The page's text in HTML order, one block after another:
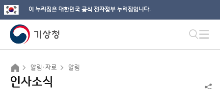
이 누리집은 대한민국 공식 전자정부 누리집입니다.
알림·자료 알림
인사소식